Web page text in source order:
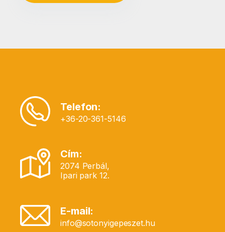
Telefon:
+36-20-361-5146
Cím:
2074 Perbál,
Ipari park 12.
E-mail:
info@sotonyigepeszet.hu